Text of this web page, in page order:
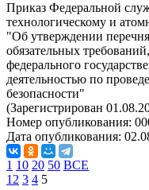
Приказ Федеральной
технологическому и
"Об утверждении
обязательных
федерального
деятельностью по
безопасности"
(Зарегистрирован
Номер опубликования:
Дата опубликования:
1 10 20 50 ВСЕ
1 2 3 4 5